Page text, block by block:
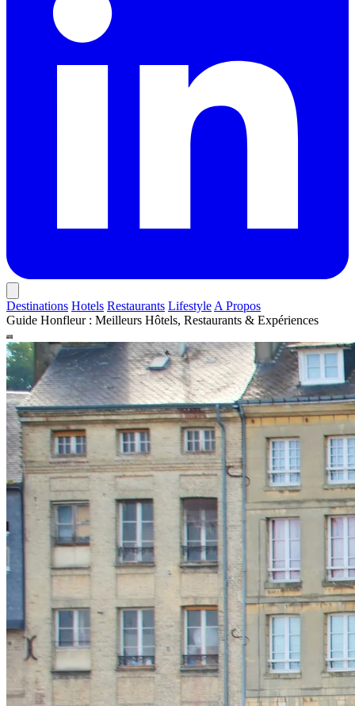
Destinations Hotels Restaurants Lifestyle A Propos
Guide Honfleur : Meilleurs Hôtels, Restaurants & Expériences